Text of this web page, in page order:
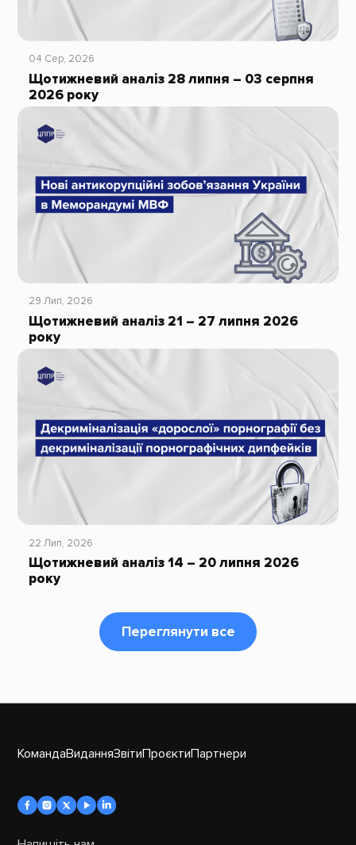
04 Сер, 2026
Щотижневий аналіз 28 липня – 03 серпня
2026 року
29 Лип, 2026
Щотижневий аналіз 21 – 27 липня 2026
року
22 Лип, 2026
Щотижневий аналіз 14 – 20 липня 2026
року
Переглянути все
КомандаВиданняЗвітиПроєктиПартнери